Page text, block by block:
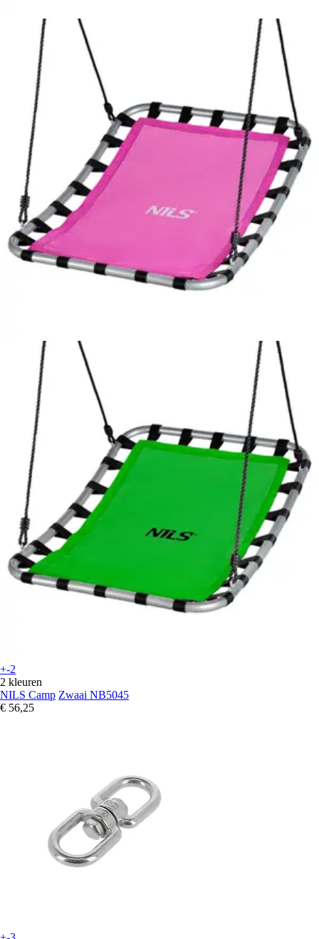
+-2
2 kleuren
NILS Camp Zwaai NB5045
€ 56,25